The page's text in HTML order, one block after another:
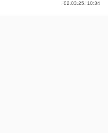
02.03.25. 10:34